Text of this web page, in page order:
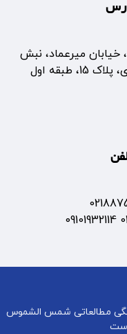
خیابان میرعماد، نبش
طبقه اول
مطالعاتی شمس الشموس